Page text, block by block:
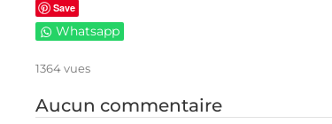
Save
Whatsapp
1364 vues
Aucun commentaire